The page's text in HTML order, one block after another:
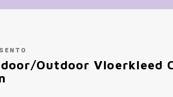
Outdoor Vloerkleed